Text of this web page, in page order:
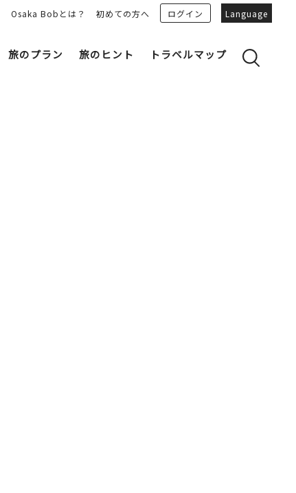
Osaka Bobとは？ 初めての方へ ログイン Language
旅のプラン
旅のヒント
トラベルマップ